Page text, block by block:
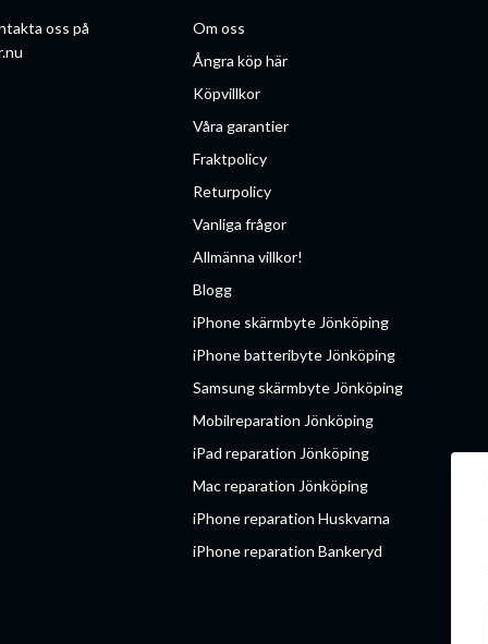
oss på
Om oss
Ångra köp här
Köpvillkor
Våra garantier
Fraktpolicy
Returpolicy
Vanliga frågor
Allmänna villkor!
Blogg
iPhone skärmbyte Jönköping
iPhone batteribyte Jönköping
Samsung skärmbyte Jönköping
Mobilreparation Jönköping
iPad reparation Jönköping
Mac reparation Jönköping
iPhone reparation Huskvarna
iPhone reparation Bankeryd